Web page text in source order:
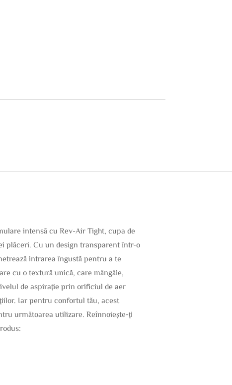
intensă cu Rev-Air Tight, cupa de
plăceri. Cu un design transparent într-o
intrarea îngustă pentru a te
cu o textură unică, care mângâie,
de aspirație prin orificiul de aer
Iar pentru confortul tău, acest
următoarea utilizare. Reînnoiește-ți